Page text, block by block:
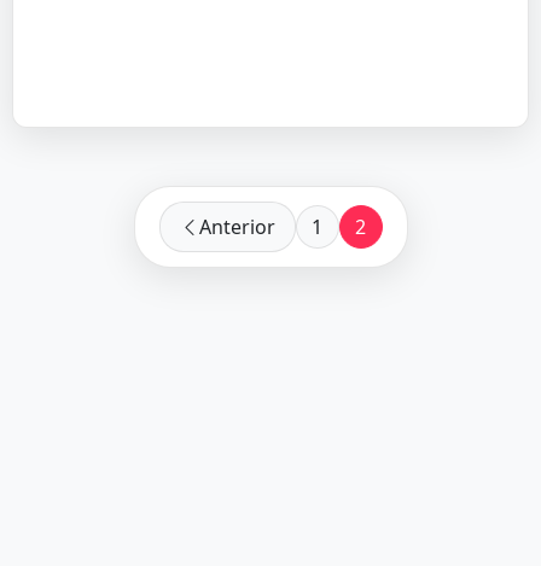
Anterior 1 2